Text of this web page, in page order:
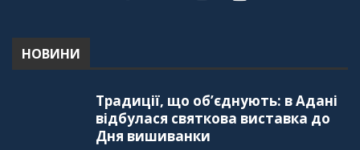
НОВИНИ
Традиції, що об’єднують: в Адані
відбулася святкова виставка до
Дня вишиванки